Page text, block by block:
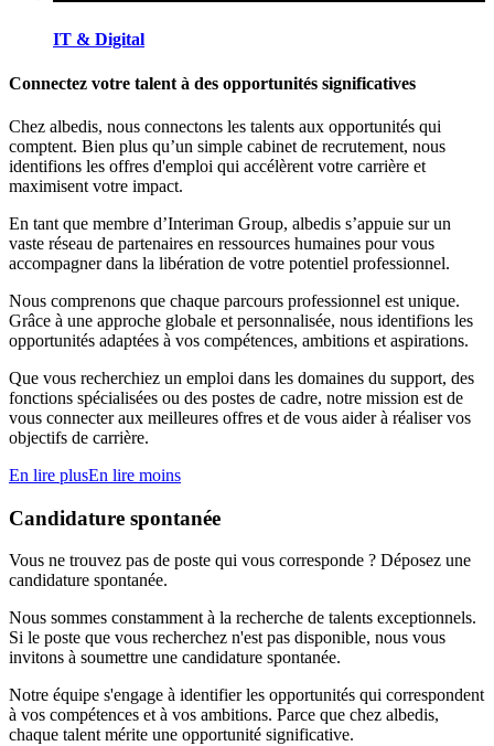
IT & Digital
Connectez votre talent à des opportunités significatives
Chez albedis, nous connectons les talents aux opportunités qui
comptent. Bien plus qu’un simple cabinet de recrutement, nous
identifions les offres d'emploi qui accélèrent votre carrière et
maximisent votre impact.
En tant que membre d’Interiman Group, albedis s’appuie sur un
vaste réseau de partenaires en ressources humaines pour vous
accompagner dans la libération de votre potentiel professionnel.
Nous comprenons que chaque parcours professionnel est unique.
Grâce à une approche globale et personnalisée, nous identifions les
opportunités adaptées à vos compétences, ambitions et aspirations.
Que vous recherchiez un emploi dans les domaines du support, des
fonctions spécialisées ou des postes de cadre, notre mission est de
vous connecter aux meilleures offres et de vous aider à réaliser vos
objectifs de carrière.
En lire plusEn lire moins
Candidature spontanée
Vous ne trouvez pas de poste qui vous corresponde ? Déposez une
candidature spontanée.
Nous sommes constamment à la recherche de talents exceptionnels.
Si le poste que vous recherchez n'est pas disponible, nous vous
invitons à soumettre une candidature spontanée.
Notre équipe s'engage à identifier les opportunités qui correspondent
à vos compétences et à vos ambitions. Parce que chez albedis,
chaque talent mérite une opportunité significative.